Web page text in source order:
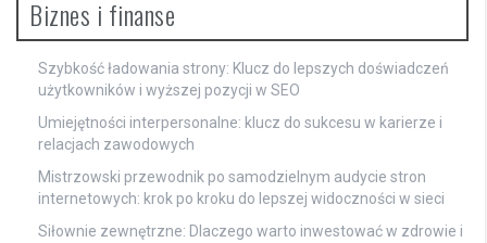
Biznes i finanse
Szybkość ładowania strony: Klucz do lepszych doświadczeń
użytkowników i wyższej pozycji w SEO
Umiejętności interpersonalne: klucz do sukcesu w karierze i
relacjach zawodowych
Mistrzowski przewodnik po samodzielnym audycie stron
internetowych: krok po kroku do lepszej widoczności w sieci
Siłownie zewnętrzne: Dlaczego warto inwestować w zdrowie i